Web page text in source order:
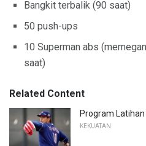
Bangkit terbalik (90 saat)
50 push-ups
10 Superman abs
saat)
Related Content
Program
KEKUATAN